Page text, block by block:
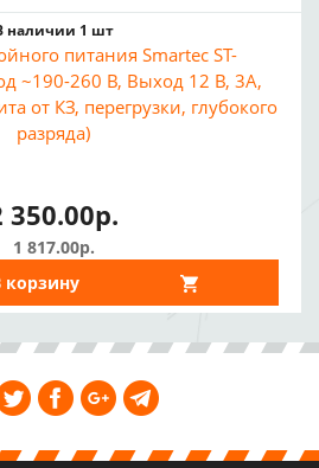
наличии 1 шт
питания Smartec ST-
~190-260 В, Выход 12 В, 3A,
от КЗ, перегрузки, глубокого
разряда)
350.00р.
1 817.00р.
корзину